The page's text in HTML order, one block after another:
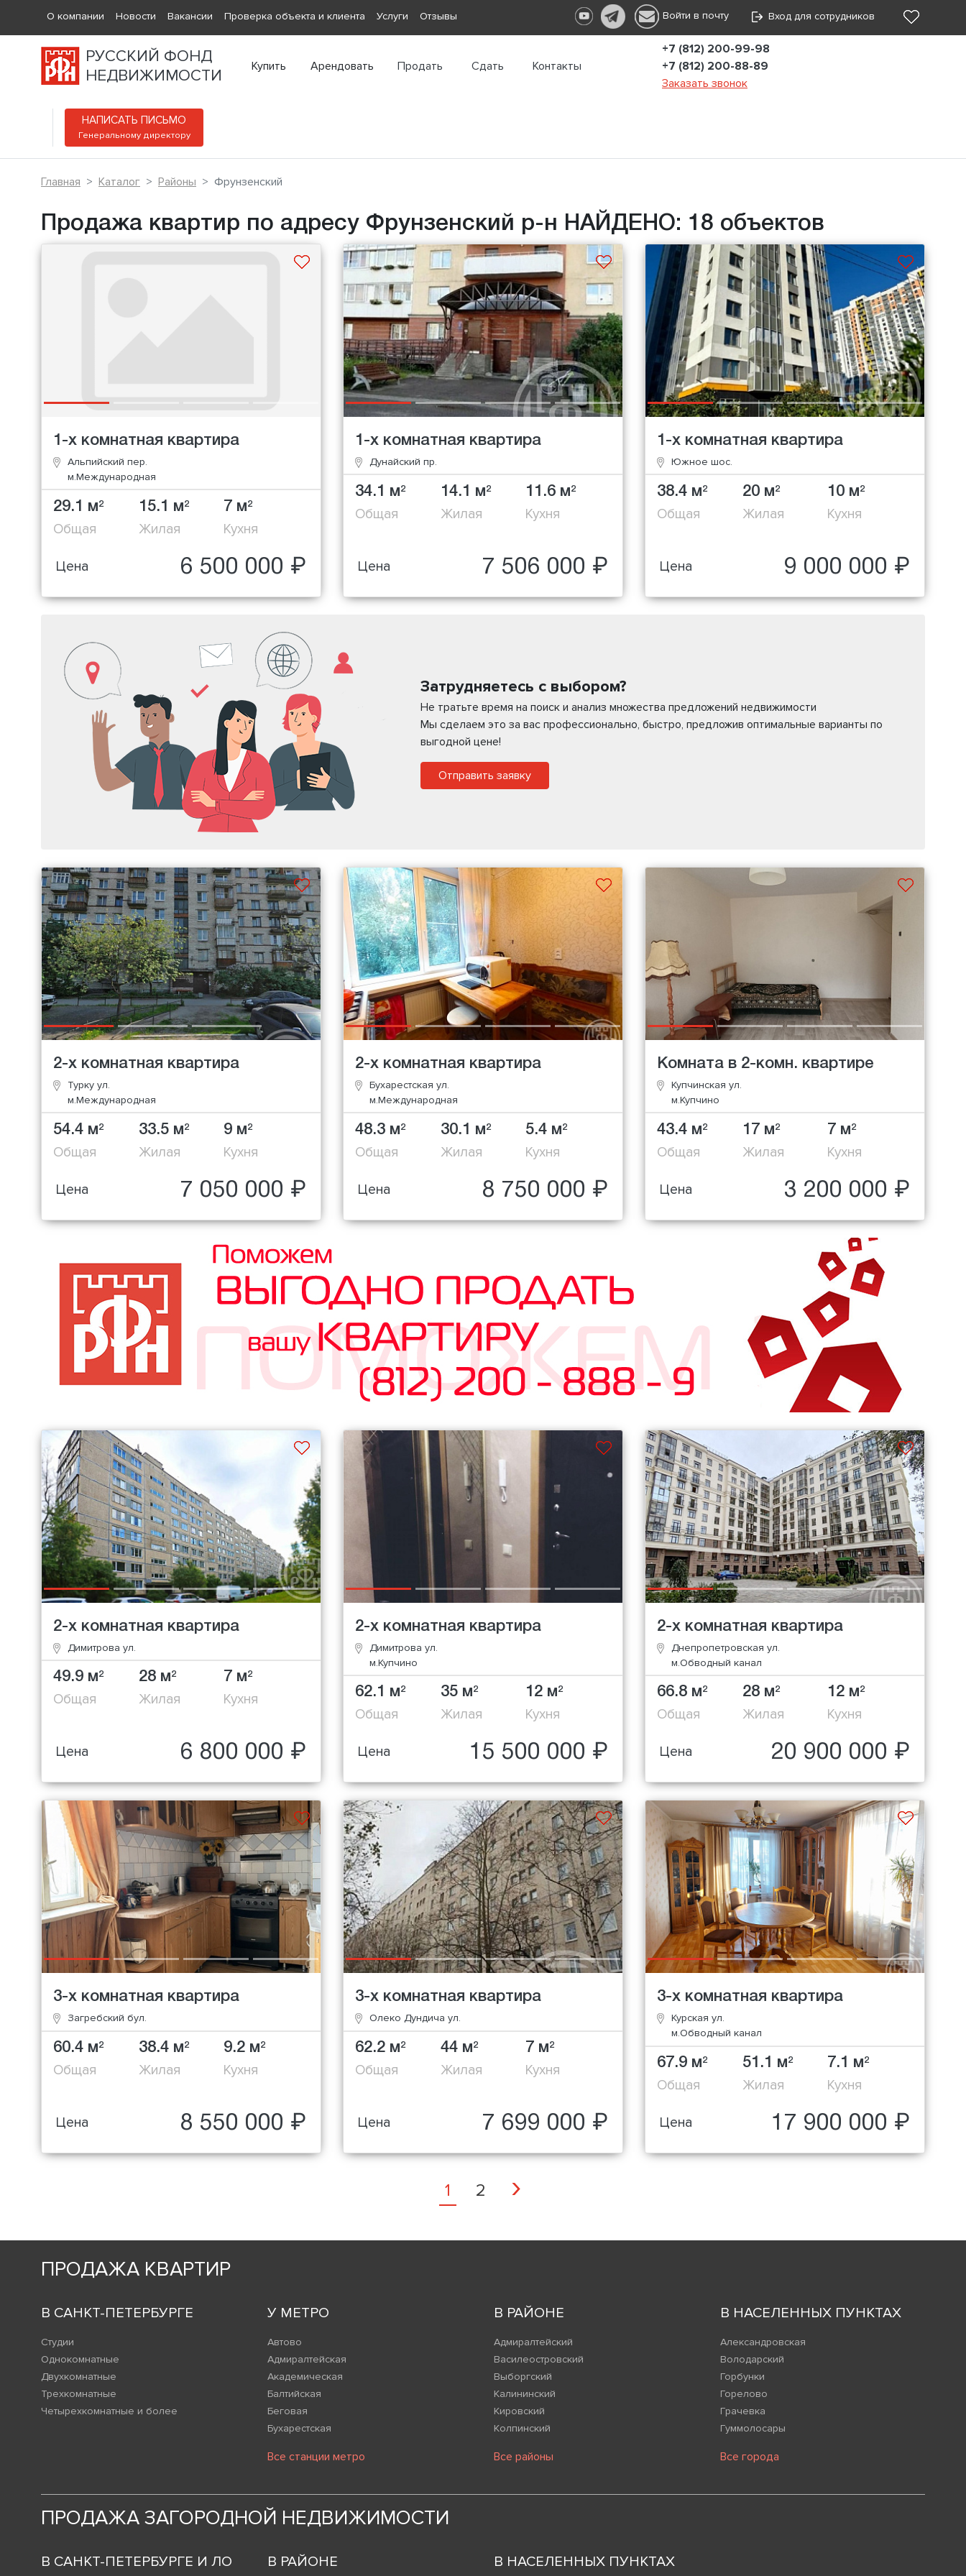
О компании Новости Вакансии Проверка объекта и клиента Услуги Отзывы Войти в почту Вход для сотрудников
РУССКИЙ ФОНД
НЕДВИЖИМОСТИ
Купить Арендовать Продать Сдать Контакты
+7 (812) 200-99-98
+7 (812) 200-88-89
Заказать звонок
НАПИСАТЬ ПИСЬМО
Генеральному директору
Главная Каталог Районы Фрунзенский
Продажа квартир по адресу Фрунзенский р-н НАЙДЕНО: 18 объектов
1-х комнатная квартира
Альпийский пер.
м.Международная
29.1 м2
Общая
15.1 м2
Жилая
7 м2
Кухня
Цена 6 500 000 ₽
1-х комнатная квартира
Дунайский пр.
34.1 м2
Общая
14.1 м2
Жилая
11.6 м2
Кухня
Цена 7 506 000 ₽
1-х комнатная квартира
Южное шос.
38.4 м2
Общая
20 м2
Жилая
10 м2
Кухня
Цена 9 000 000 ₽
Затрудняетесь с выбором?
Не тратьте время на поиск и анализ множества предложений недвижимости
Мы сделаем это за вас профессионально, быстро, предложив оптимальные варианты по
выгодной цене!
Отправить заявку
2-х комнатная квартира
Турку ул.
м.Международная
54.4 м2
Общая
33.5 м2
Жилая
9 м2
Кухня
Цена 7 050 000 ₽
2-х комнатная квартира
Бухарестская ул.
м.Международная
48.3 м2
Общая
30.1 м2
Жилая
5.4 м2
Кухня
Цена 8 750 000 ₽
Комната в 2-комн. квартире
Купчинская ул.
м.Купчино
43.4 м2
Общая
17 м2
Жилая
7 м2
Кухня
Цена 3 200 000 ₽
2-х комнатная квартира
Димитрова ул.
49.9 м2
Общая
28 м2
Жилая
7 м2
Кухня
Цена 6 800 000 ₽
2-х комнатная квартира
Димитрова ул.
м.Купчино
62.1 м2
Общая
35 м2
Жилая
12 м2
Кухня
Цена 15 500 000 ₽
2-х комнатная квартира
Днепропетровская ул.
м.Обводный канал
66.8 м2
Общая
28 м2
Жилая
12 м2
Кухня
Цена 20 900 000 ₽
3-х комнатная квартира
Загребский бул.
60.4 м2
Общая
38.4 м2
Жилая
9.2 м2
Кухня
Цена 8 550 000 ₽
3-х комнатная квартира
Олеко Дундича ул.
62.2 м2
Общая
44 м2
Жилая
7 м2
Кухня
Цена 7 699 000 ₽
3-х комнатная квартира
Курская ул.
м.Обводный канал
67.9 м2
Общая
51.1 м2
Жилая
7.1 м2
Кухня
Цена 17 900 000 ₽
1 2 ›
ПРОДАЖА КВАРТИР
В САНКТ-ПЕТЕРБУРГЕ
Студии
Однокомнатные
Двухкомнатные
Трехкомнатные
Четырехкомнатные и более
У МЕТРО
Автово
Адмиралтейская
Академическая
Балтийская
Беговая
Бухарестская
Все станции метро
В РАЙОНЕ
Адмиралтейский
Василеостровский
Выборгский
Калининский
Кировский
Колпинский
Все районы
В НАСЕЛЕННЫХ ПУНКТАХ
Александровская
Володарский
Горбунки
Горелово
Грачевка
Гуммолосары
Все города
ПРОДАЖА ЗАГОРОДНОЙ НЕДВИЖИМОСТИ
В САНКТ-ПЕТЕРБУРГЕ И ЛО В РАЙОНЕ В НАСЕЛЕННЫХ ПУНКТАХ